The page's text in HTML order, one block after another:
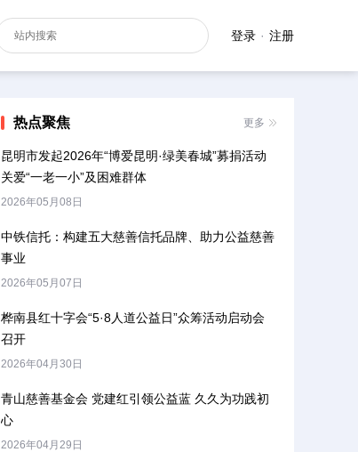
登录 · 注册
热点聚焦 更多
昆明市发起2026年“博爱昆明·绿美春城”募捐活动
关爱“一老一小”及困难群体
2026年05月08日
中铁信托：构建五大慈善信托品牌、助力公益慈善
事业
2026年05月07日
桦南县红十字会“5·8人道公益日”众筹活动启动会
召开
2026年04月30日
青山慈善基金会 党建红引领公益蓝 久久为功践初
心
2026年04月29日